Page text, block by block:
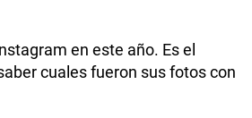
en este año. Es el
cuales fueron sus fotos con